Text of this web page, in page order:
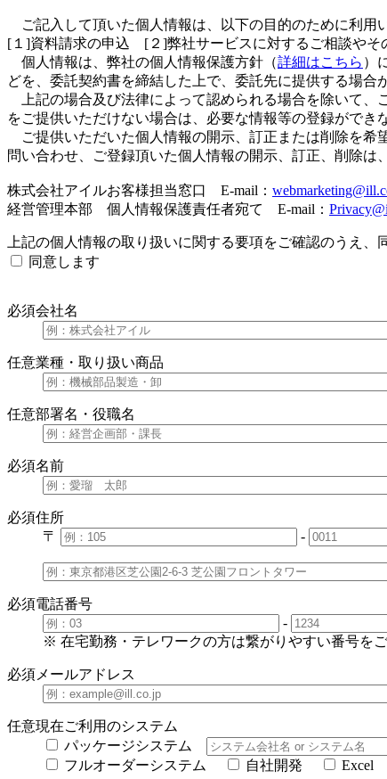
ご記入して頂いた個人情報は、以下の目的のために利用
[１]資料請求の申込 [２]弊社サービスに対するご相談や
個人情報は、弊社の個人情報保護方針（詳細はこちら ）
どを、委託契約書を締結した上で、委託先に提供する場合
上記の場合及び法律によって認められる場合を除いて、
をご提供いただけない場合は、必要な情報等の登録ができ
ご提供いただいた個人情報の開示、訂正または削除を希
問い合わせ、ご登録頂いた個人情報の開示、訂正、削除は
株式会社アイルお客様担当窓口 E-mail：
経営管理本部 個人情報保護責任者宛て E-mail：
上記の個人情報の取り扱いに関する要項をご確認のうえ
同意します
必須会社名
任意業種・取り扱い商品
任意部署名・役職名
必須名前
必須住所
〒
-
必須電話番号
-
※ 在宅勤務・テレワークの方は繋がりやすい番号をご
必須 メールアドレス
任意現在ご利用のシステム
パッケージシステム
フルオーダーシステム
自社開発 Excel